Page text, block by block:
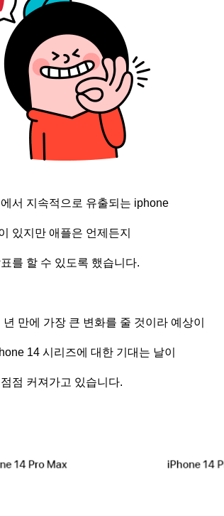
서 지속적으로 유출되는 iphone
있지만 애플은 언제든지
를 할 수 있도록 했습니다.
년 만에 가장 큰 변화를 줄 것이라 예상이
14 시리즈에 대한 기대는 날이
점 커져가고 있습니다.